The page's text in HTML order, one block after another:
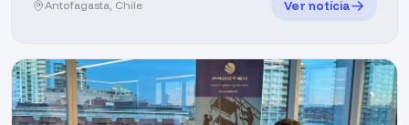
Antofagasta, Chile Ver notícia